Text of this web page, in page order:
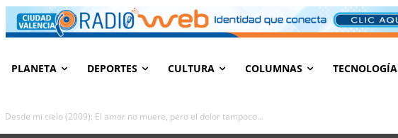
PLANETA DEPORTES CULTURA COLUMNAS TECNOLOGÍA
Desde mi cielo (2009): El amor no muere, pero el dolor tampoco...